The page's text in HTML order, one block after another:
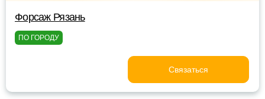
Форсаж Рязань
ПО ГОРОДУ
Связаться